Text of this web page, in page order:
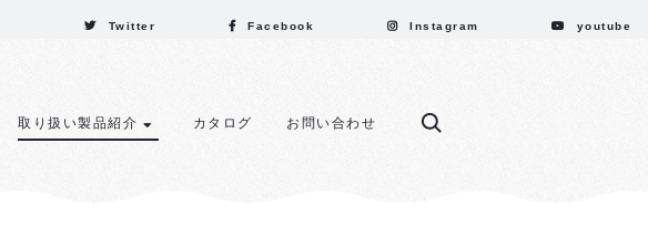
Twitter Facebook Instagram youtube
取り扱い製品紹介 カタログ お問い合わせ